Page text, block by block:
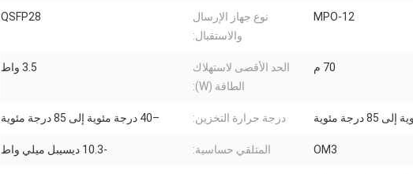
MPO-12
نوع جهاز الإرسال
والاستقبال:
QSFP28
70 م
الحد الأقصى لاستهلاك
الطاقة (W):
3.5 واط
درجة حرارة التخزين: –40 درجة مئوية إلى 85 درجة مئوية
OM3 المتلقي حساسية: -10.3 ديسيبل ميلي واط